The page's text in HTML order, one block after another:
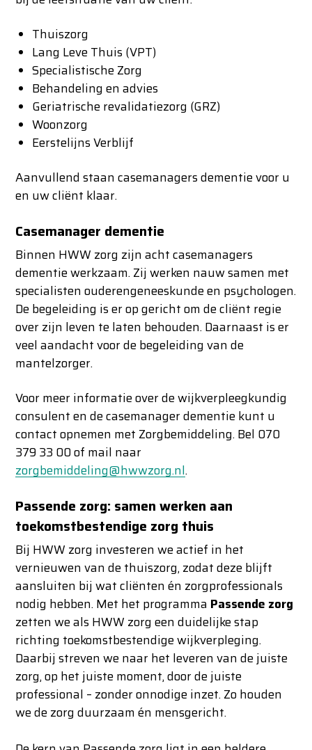
Thuiszorg
Lang Leve Thuis (VPT)
Specialistische Zorg
Behandeling en advies
Geriatrische revalidatiezorg (GRZ)
Woonzorg
Eerstelijns Verblijf
Aanvullend staan casemanagers dementie voor u
en uw cliënt klaar.
Casemanager dementie
Binnen HWW zorg zijn acht casemanagers
dementie werkzaam. Zij werken nauw samen met
specialisten ouderengeneeskunde en psychologen.
De begeleiding is er op gericht om de cliënt regie
over zijn leven te laten behouden. Daarnaast is er
veel aandacht voor de begeleiding van de
mantelzorger.
Voor meer informatie over de wijkverpleegkundig
consulent en de casemanager dementie kunt u
contact opnemen met Zorgbemiddeling. Bel 070
379 33 00 of mail naar
zorgbemiddeling@hwwzorg.nl.
Passende zorg: samen werken aan
toekomstbestendige zorg thuis
Bij HWW zorg investeren we actief in het
vernieuwen van de thuiszorg, zodat deze blijft
aansluiten bij wat cliënten én zorgprofessionals
nodig hebben. Met het programma Passende zorg
zetten we als HWW zorg een duidelijke stap
richting toekomstbestendige wijkverpleging.
Daarbij streven we naar het leveren van de juiste
zorg, op het juiste moment, door de juiste
professional – zonder onnodige inzet. Zo houden
we de zorg duurzaam én mensgericht.